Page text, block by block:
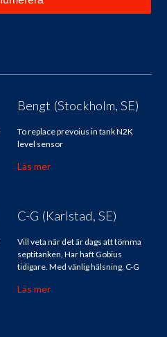
Bengt (Stockholm, SE)
To replace prevoius in tank N2K
level sensor
Läs mer
C-G (Karlstad, SE)
Vill veta när det är dags att tömma
septitanken, Har haft Gobius
tidigare. Med vänlig hälsning, C-G
Läs mer